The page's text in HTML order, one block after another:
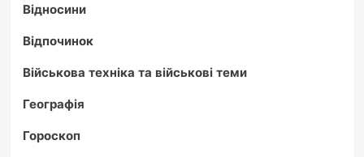
Відносини
Відпочинок
Військова техніка та військові теми
Географія
Гороскоп